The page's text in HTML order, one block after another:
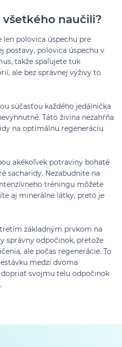
všetkého naučili?
len polovica úspechu pre
postavy, polovica úspechu v
takže spaľujete tuk
ale bez správnej výživy to
súčasťou každého jedálnička
Táto živina nezahŕňa
na optimálnu regeneráciu
akékoľvek potraviny bohaté
sacharidy. Nezabudnite na
tréningu môžete
aj minerálne látky, preto je
základným prvkom na
správny odpočinok, pretože
ale počas regenerácie. To
medzi dvoma
svojmu telu odpočinok